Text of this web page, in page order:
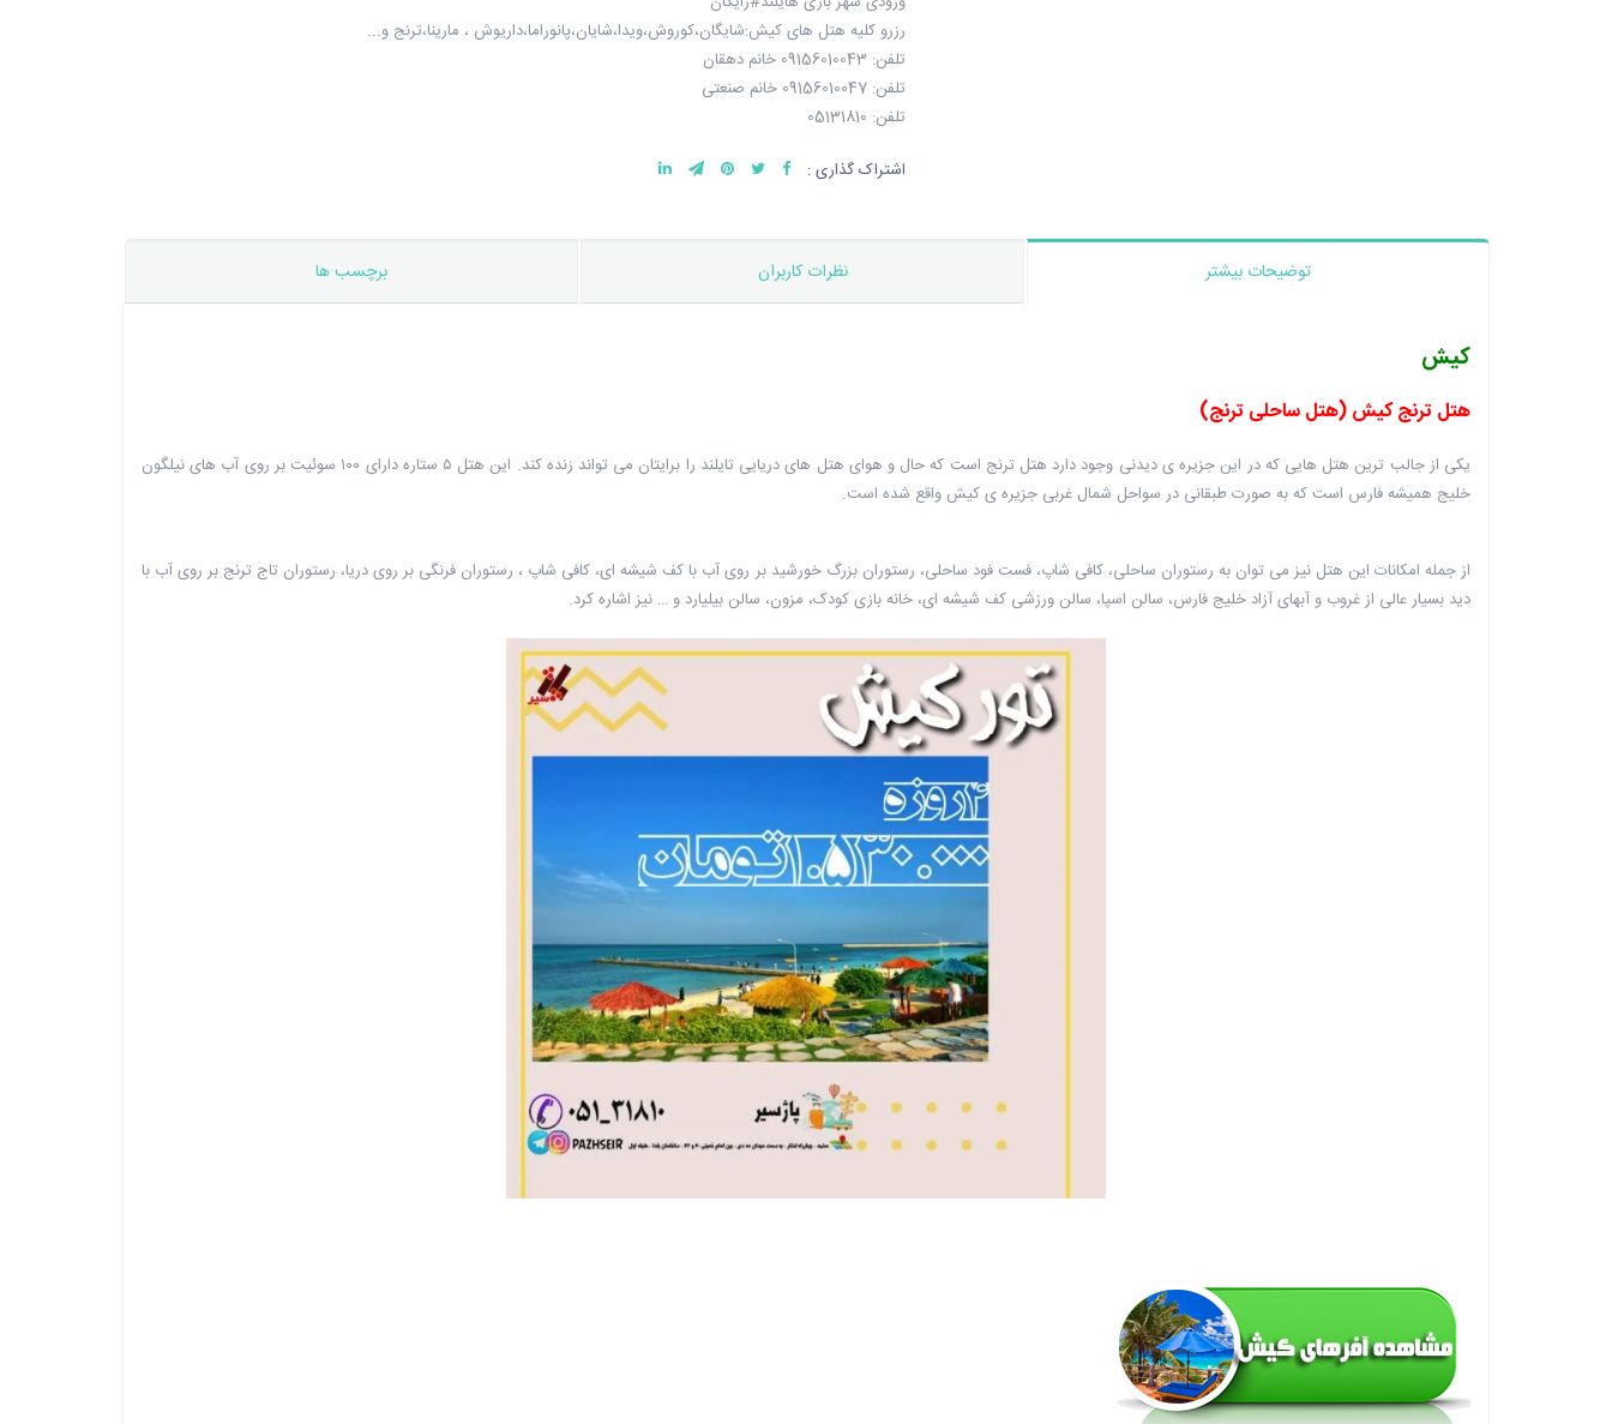
رزرو کلیه هتل های کیش:شایگان،کوروش،ویدا،شایان،پانوراما،داریوش ، مارینا،ترنج و...
تلفن: 09156010043 خانم دهقان
تلفن: 09156010047 خانم صنعتی
تلفن: 05131810
اشتراک گذاری :
توضیحات بیشتر نظرات کاربران برچسب ها
کیش
هتل ترنج کیش (هتل ساحلی ترنج)
یکی از جالب ترین هتل هایی که در این جزیره ی دیدنی وجود دارد هتل ترنج است که حال و هوای هتل های دریایی تایلند را برایتان می تواند زنده کند. این هتل ۵ ستاره دارای ۱۰۰ سوئیت بر روی آب های نیلگون
خلیج همیشه فارس است که به صورت طبقانی در سواحل شمال غربی جزیره ی کیش واقع شده است.
از جمله امکانات این هتل نیز می توان به رستوران ‏ساحلی، کافی شاپ، فست فود ساحلی، رستوران بزرگ خورشید بر روی آب با کف شیشه ای، کافی شاپ ، رستوران فرنگی بر روی دریا، ‏رستوران تاج ترنج بر روی آب با
دید بسیار عالی از غروب و آبهای آزاد خلیج فارس، سالن اسپا، سالن ورزشی ‏کف شیشه ای، خانه بازی کودک، مزون، سالن بیلیارد و … نیز اشاره کرد.